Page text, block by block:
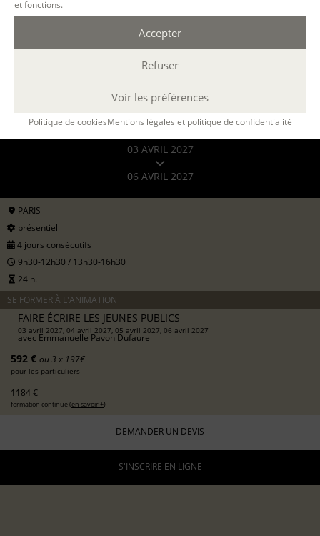
et fonctions.
Accepter
Refuser
Voir les préférences
Politique de cookiesMentions légales et politique de confidentialité
03 AVRIL 2027
06 AVRIL 2027
PARIS
présentiel
4 jours consécutifs
9h30-12h30 / 13h30-16h30
24 h.
SE FORMER À L'ANIMATION
FAIRE ÉCRIRE LES JEUNES PUBLICS
03 avril 2027, 04 avril 2027, 05 avril 2027, 06 avril 2027
avec Emmanuelle Pavon Dufaure
592 € ou 3 x 197€
pour les particuliers
1184 €
formation continue (en savoir +)
DEMANDER UN DEVIS
S'INSCRIRE EN LIGNE